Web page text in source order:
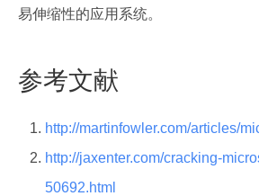
易伸缩性的应用系统。
参考文献
http://martinfowler.com/articles/
http://jaxenter.com/cracking-
50692.html